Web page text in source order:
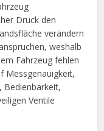
Druck den
verändern
weshalb
Fahrzeug fehlen
Messgenauigkeit,
Bedienbarkeit,
Ventile